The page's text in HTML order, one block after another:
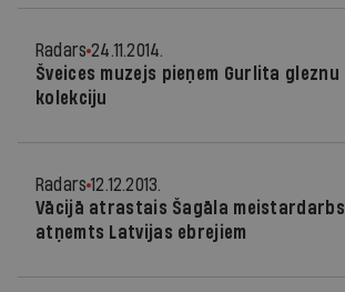
Radars 24.11.2014.
Šveices muzejs pieņem Gurlita gleznu
kolekciju
Radars 12.12.2013.
Vācijā atrastais Šagāla meistardarbs
atņemts Latvijas ebrejiem